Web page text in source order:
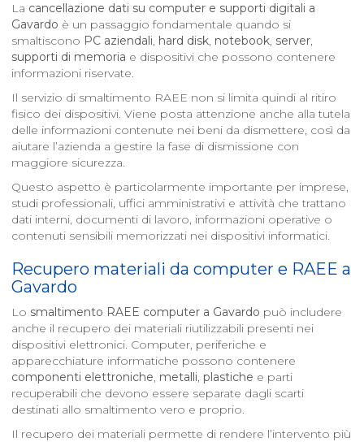
La cancellazione dati su computer e supporti digitali a
Gavardo è un passaggio fondamentale quando si
smaltiscono PC aziendali, hard disk, notebook, server,
supporti di memoria e dispositivi che possono contenere
informazioni riservate.
Il servizio di smaltimento RAEE non si limita quindi al ritiro
fisico dei dispositivi. Viene posta attenzione anche alla tutela
delle informazioni contenute nei beni da dismettere, così da
aiutare l’azienda a gestire la fase di dismissione con
maggiore sicurezza.
Questo aspetto è particolarmente importante per imprese,
studi professionali, uffici amministrativi e attività che trattano
dati interni, documenti di lavoro, informazioni operative o
contenuti sensibili memorizzati nei dispositivi informatici.
Recupero materiali da computer e RAEE a
Gavardo
Lo smaltimento RAEE computer a Gavardo può includere
anche il recupero dei materiali riutilizzabili presenti nei
dispositivi elettronici. Computer, periferiche e
apparecchiature informatiche possono contenere
componenti elettroniche, metalli, plastiche e parti
recuperabili che devono essere separate dagli scarti
destinati allo smaltimento vero e proprio.
Il recupero dei materiali permette di rendere l’intervento più